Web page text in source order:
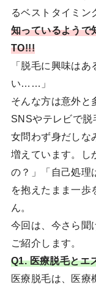
るベストタイミン
知っているようで
TO!!!
「脱毛に興味は
い……」
そんな方は意外と
SNSやテレビで脱
女問わず身だしな
増えています。し
の？」「自己処理
を抱えたまま一歩
ん。
今回は、今さら聞
ご紹介します。
Q1. 医療脱毛とエ
医療脱毛は、医療